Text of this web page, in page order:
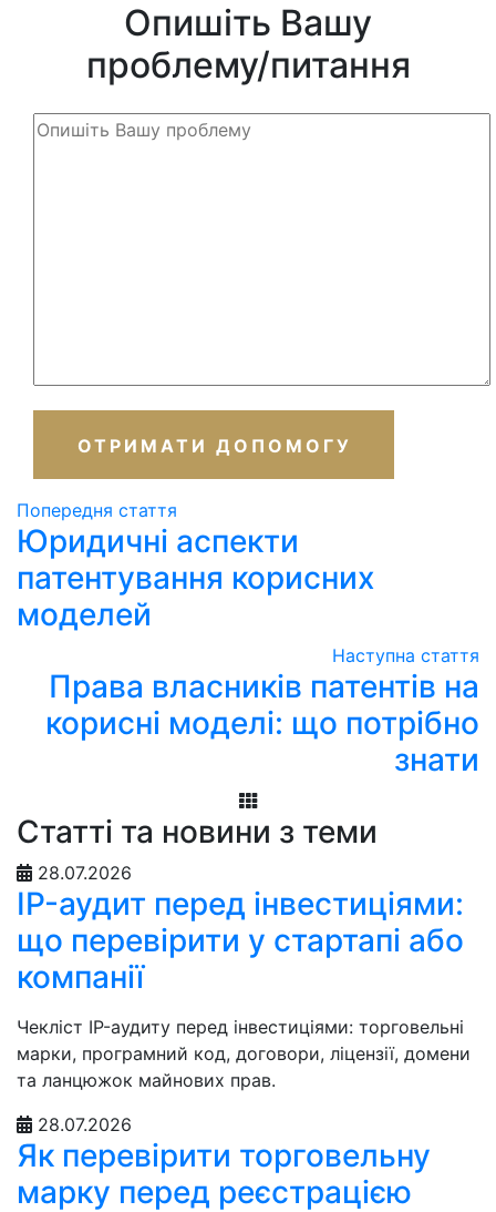
Опишіть Вашу
проблему/питання
ОТРИМАТИ ДОПОМОГУ
Попередня стаття
Юридичні аспекти
патентування корисних
моделей
Наступна стаття
Права власників патентів на
корисні моделі: що потрібно
знати
Статті та новини з теми
28.07.2026
IP-аудит перед інвестиціями:
що перевірити у стартапі або
компанії
Чекліст IP-аудиту перед інвестиціями: торговельні
марки, програмний код, договори, ліцензії, домени
та ланцюжок майнових прав.
28.07.2026
Як перевірити торговельну
марку перед реєстрацією